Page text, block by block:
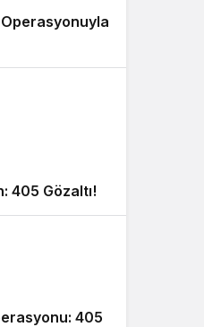
Operasyonuyla
405 Gözaltı!
405